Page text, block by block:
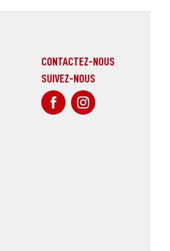
CONTACTEZ-NOUS
SUIVEZ-NOUS
sur Facebook